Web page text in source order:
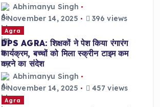
Abhimanyu Singh
November 14, 2025
396 views
Agra
DPS AGRA: शिक्षकों ने पेश किया रंगारंग
कार्यक्रम, बच्चों को मिला स्क्रीन टाइम कम
करने का संदेश
Abhimanyu Singh
November 14, 2025
457 views
Agra